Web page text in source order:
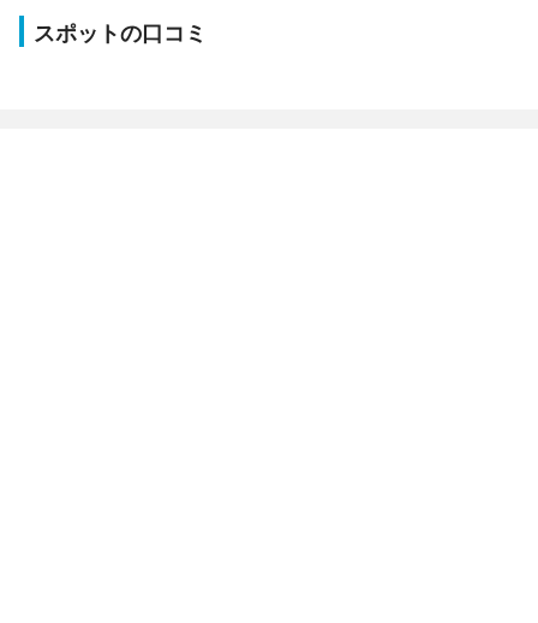
スポットの口コミ